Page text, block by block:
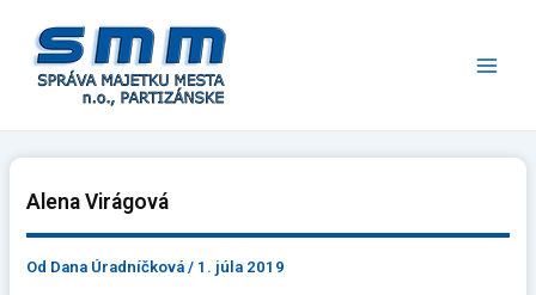
obsah
Alena Virágová
Od Dana Úradníčková/ 1. júla 2019